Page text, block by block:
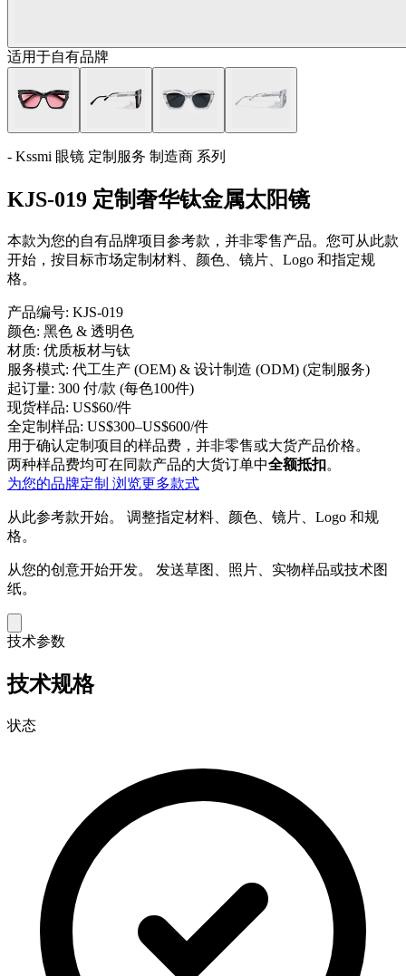
适用于自有品牌
- Kssmi 眼镜 定制服务 制造商 系列
KJS-019 定制奢华钛金属太阳镜
本款为您的自有品牌项目参考款，并非零售产品。您可从此款
开始，按目标市场定制材料、颜色、镜片、Logo 和指定规
格。
产品编号: KJS-019
颜色: 黑色 & 透明色
材质: 优质板材与钛
服务模式: 代工生产 (OEM) & 设计制造 (ODM) (定制服务)
起订量: 300 付/款 (每色100件)
现货样品: US$60/件
全定制样品: US$300–US$600/件
用于确认定制项目的样品费，并非零售或大货产品价格。
两种样品费均可在同款产品的大货订单中全额抵扣。
为您的品牌定制 浏览更多款式
从此参考款开始。 调整指定材料、颜色、镜片、Logo 和规
格。
从您的创意开始开发。 发送草图、照片、实物样品或技术图
纸。
技术参数
技术规格
状态